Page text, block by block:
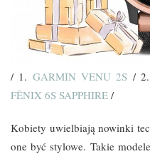
/ 1. GARMIN VENU 2S / 2.
FĒNIX 6S SAPPHIRE /
Kobiety uwielbiają nowinki
one być stylowe. Takie